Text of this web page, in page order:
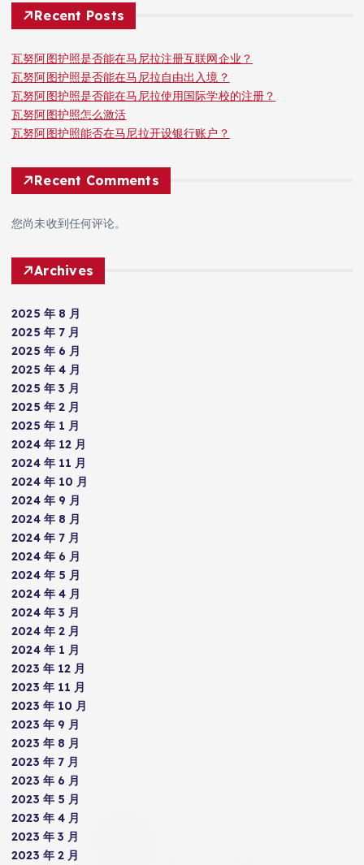
Recent Posts
瓦努阿图护照是否能在马尼拉注册互联网企业？
瓦努阿图护照是否能在马尼拉自由出入境？
瓦努阿图护照是否能在马尼拉使用国际学校的注册？
瓦努阿图护照怎么激活
瓦努阿图护照能否在马尼拉开设银行账户？
Recent Comments
您尚未收到任何评论。
Archives
2025 年 8 月
2025 年 7 月
2025 年 6 月
2025 年 4 月
2025 年 3 月
2025 年 2 月
2025 年 1 月
2024 年 12 月
2024 年 11 月
2024 年 10 月
2024 年 9 月
2024 年 8 月
2024 年 7 月
2024 年 6 月
2024 年 5 月
2024 年 4 月
2024 年 3 月
2024 年 2 月
2024 年 1 月
2023 年 12 月
2023 年 11 月
2023 年 10 月
2023 年 9 月
2023 年 8 月
2023 年 7 月
2023 年 6 月
2023 年 5 月
2023 年 4 月
2023 年 3 月
2023 年 2 月